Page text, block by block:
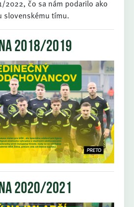
2022, čo sa nám podarilo ako
slovenskému tímu.
2018/2019
2020/2021